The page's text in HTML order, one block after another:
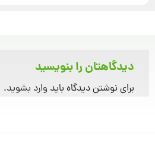
دیدگاهتان را بنویسید
برای نوشتن دیدگاه باید وارد بشوید.